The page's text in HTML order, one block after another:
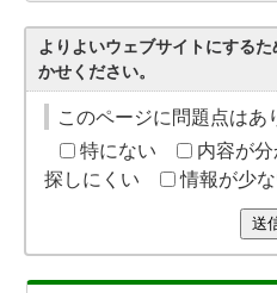
よりよいウェブサイトにする
かせください。
このページに問題点はあ
特にない
内容が
探しにくい
情報が少
送